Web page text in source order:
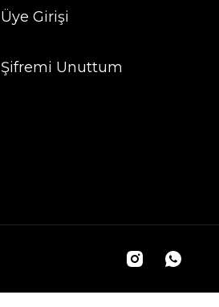
Üye Girişi
Şifremi Unuttum